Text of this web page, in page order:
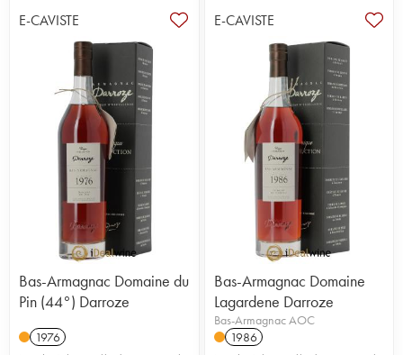
E-CAVISTE
Bas-Armagnac Domaine du
Pin (44°) Darroze
1976
E-CAVISTE
Bas-Armagnac Domaine
Lagardene Darroze
Bas-Armagnac AOC
1986